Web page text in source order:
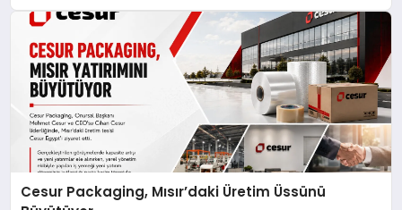
Cesur Packaging, Mısır’daki Üretim Üssünü